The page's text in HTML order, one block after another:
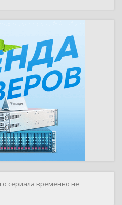
сериала временно не